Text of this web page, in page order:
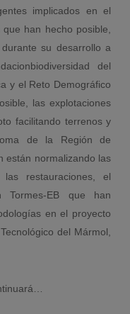
implicados en el
han hecho posible,
su desarrollo a
del
y el Reto Demográfico
las explotaciones
facilitando terrenos y
de la Región de
están normalizando las
restauraciones, el
Tormes-EB que han
en el proyecto
del Mármol,